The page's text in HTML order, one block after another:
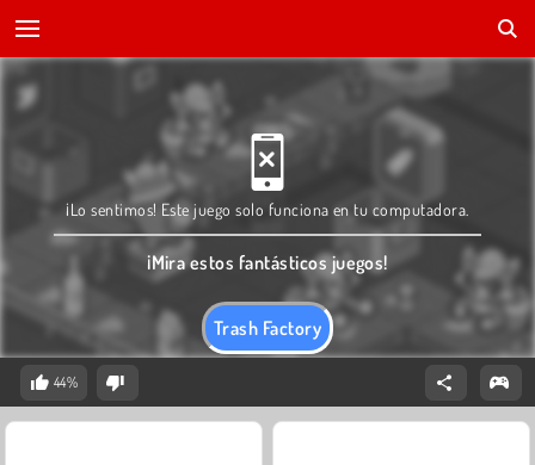
Trash Factory
¡Lo sentimos! Este juego solo funciona en tu computadora.
¡Mira estos fantásticos juegos!
44%